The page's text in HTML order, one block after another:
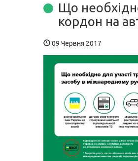
Що
кордон на
09 Червня 2017